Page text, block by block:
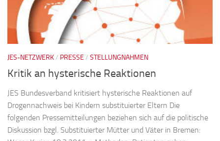
JES-NETZWERK/ PRESSE / STELLUNGNAHMEN
Kritik an hysterische Reaktionen
JES Bundesverband kritisiert hysterische Reaktionen auf
Drogennachweis bei Kindern substituierter Eltern Die
folgenden Pressemitteilungen beziehen sich auf die politische
Diskussion bzgl. Substituierter Mütter und Väter in Bremen: